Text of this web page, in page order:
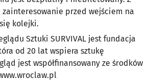
zainteresowanie przed wejściem na
kolejki.
Sztuki SURVIVAL jest fundacja
od 20 lat wspiera sztukę
jest współfinansowany ze środków